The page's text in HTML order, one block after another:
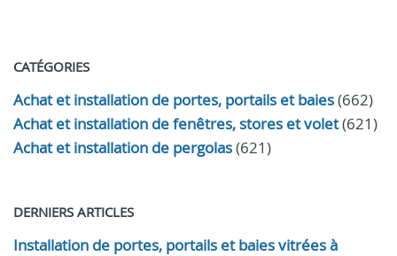
CATÉGORIES
Achat et installation de portes, portails et baies(662)
Achat et installation de fenêtres, stores et volet(621)
Achat et installation de pergolas(621)
DERNIERS ARTICLES
Installation de portes, portails et baies vitrées à